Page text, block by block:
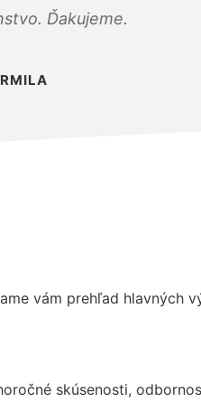
Ďakujeme.
vám prehľad hlavných
skúsenosti,